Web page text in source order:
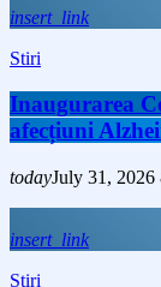
insert_link
Stiri
Inaugurarea
afecțiuni
todayJuly 31, 2026
insert_link
Stiri